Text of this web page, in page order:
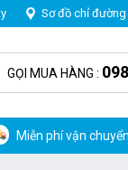
Sơ đồ chỉ đường
GỌI MUA HÀNG :
Miễn phí vận chuyển